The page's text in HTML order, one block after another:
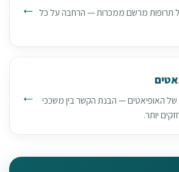
תרופות מרשם ממכרות — הרחבה על כל
האופיאטים — הבנת הקשר בין משככי
יותר.